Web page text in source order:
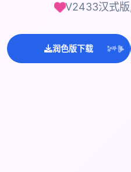
V2433汉式版
润色版下载 ✨
⭐💫